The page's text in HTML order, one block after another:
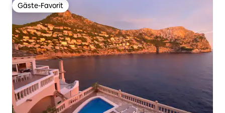
Gäste-Favorit
Gäste-Favorit